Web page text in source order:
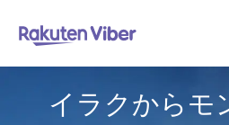
イラクからモ